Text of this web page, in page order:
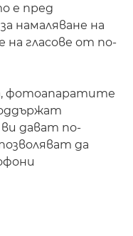
е пред
намаляване на
на гласове от по-
фотоапаратите
ви дават по-
да